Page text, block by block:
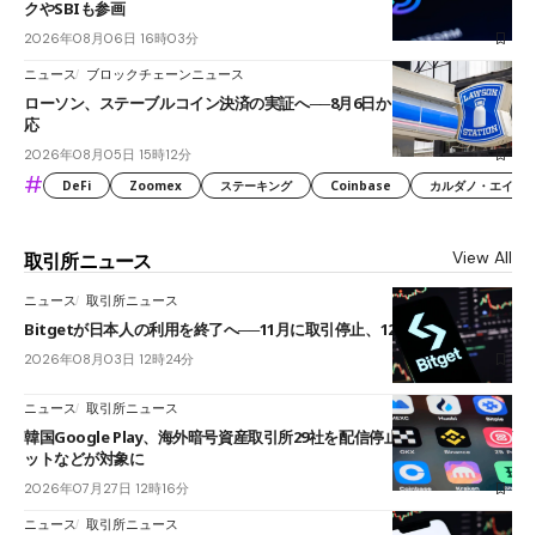
クやSBIも参画
2026年08月06日 16時03分
ニュース ブロックチェーンニュース
ローソン、ステーブルコイン決済の実証へ──8月6日からJPYCやUSDC対
応
2026年08月05日 15時12分
# DeFi Zoomex ステーキング Coinbase カルダノ・エイ
取引所ニュース View All
ニュース 取引所ニュース
Bitgetが日本人の利用を終了へ──11月に取引停止、12月末に強制決済
2026年08月03日 12時24分
ニュース 取引所ニュース
韓国Google Play、海外暗号資産取引所29社を配信停止──OKXやバイビ
ットなどが対象に
2026年07月27日 12時16分
ニュース 取引所ニュース